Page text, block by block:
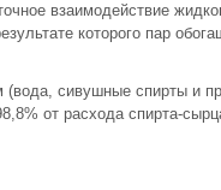
взаимодействие
которого пар
(вода, сивушные спирты и
от расхода спирта-